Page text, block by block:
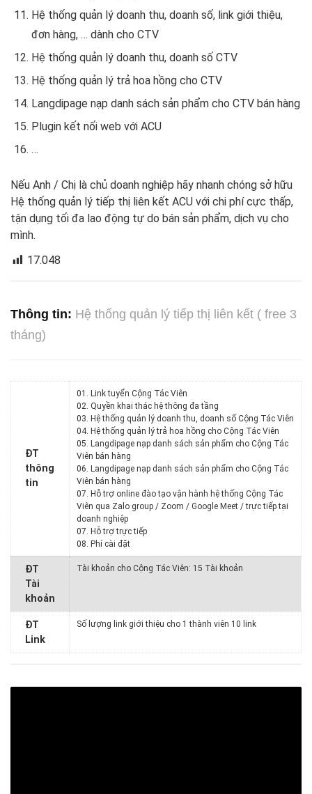
Hệ thống quản lý doanh thu, doanh số, link giới thiệu,
đơn hàng, … dành cho CTV
Hệ thống quản lý doanh thu, doanh số CTV
Hệ thống quản lý trả hoa hồng cho CTV
Langdipage nạp danh sách sản phẩm cho CTV bán hàng
Plugin kết nối web với ACU
…
Nếu Anh / Chị là chủ doanh nghiệp hãy nhanh chóng sở hữu
Hệ thống quản lý tiếp thị liên kết ACU với chi phí cực thấp,
tận dụng tối đa lao động tự do bán sản phẩm, dịch vụ cho
mình.
17.048
Thông tin: Hệ thống quản lý tiếp thị liên kết ( free 3
tháng)
ĐT
thông
tin
01. Link tuyển Cộng Tác Viên
02. Quyền khai thác hệ thông đa tầng
03. Hệ thống quản lý doanh thu, doanh số Cộng Tác Viên
04. Hệ thống quản lý trả hoa hồng cho Cộng Tác Viên
05. Langdipage nạp danh sách sản phẩm cho Cộng Tác
Viên bán hàng
06. Langdipage nạp danh sách sản phẩm cho Cộng Tác
Viên bán hàng
07. Hỗ trợ online đào tạo vận hành hệ thống Cộng Tác
Viên qua Zalo group / Zoom / Google Meet / trực tiếp tại
doanh nghiệp
07. Hỗ trợ trực tiếp
08. Phí cài đặt
ĐT
Tài
khoản
Tài khoản cho Cộng Tác Viên: 15 Tài khoản
ĐT
Link
Số lượng link giới thiệu cho 1 thành viên 10 link